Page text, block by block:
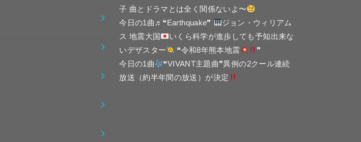
子 曲とドラマとは全く関係ないよ〜
今日の1曲♬❝Earthquake❞
ジョン・ウィリアム
ス 地震大国
いくら科学が進歩しても予知出来な
いデザスター
❝令和8年熊本地震
❞
今日の1曲
❝VIVANT主題曲❞異例の2クール連続
放送（約半年間の放送）が決定